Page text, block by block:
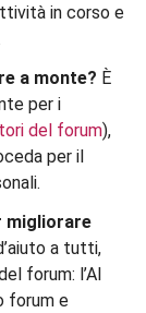
in corso e
a monte? È
per i
del forum),
per il
migliorare
a tutti,
forum: l’AI
forum e